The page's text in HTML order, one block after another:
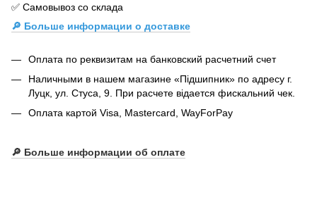
✅ Самовывоз со склада
🔎 Больше информации о доставке
Оплата по реквизитам на банковский расчетний счет
Наличными в нашем магазине «Підшипник» по адресу г.
Луцк, ул. Стуса, 9. При расчете відается фискальний чек.
Оплата картой Visa, Mastercard, WayForPay
🔎 Больше информации об оплате